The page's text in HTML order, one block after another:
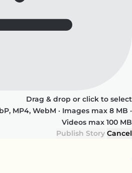
Drag & drop or click to select
MP4, WebM · Images max 8 MB ·
Videos max 100 MB
Cancel
Publish Story